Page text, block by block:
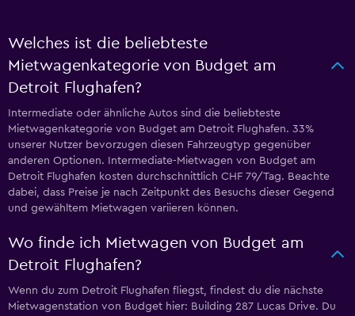
Welches ist die beliebteste
Mietwagenkategorie von Budget am
Detroit Flughafen?
Intermediate oder ähnliche Autos sind die beliebteste
Mietwagenkategorie von Budget am Detroit Flughafen. 33%
unserer Nutzer bevorzugen diesen Fahrzeugtyp gegenüber
anderen Optionen. Intermediate-Mietwagen von Budget am
Detroit Flughafen kosten durchschnittlich CHF 79/Tag. Beachte
dabei, dass Preise je nach Zeitpunkt des Besuchs dieser Gegend
und gewähltem Mietwagen variieren können.
Wo finde ich Mietwagen von Budget am
Detroit Flughafen?
Wenn du zum Detroit Flughafen fliegst, findest du die nächste
Mietwagenstation von Budget hier: Building 287 Lucas Drive. Du